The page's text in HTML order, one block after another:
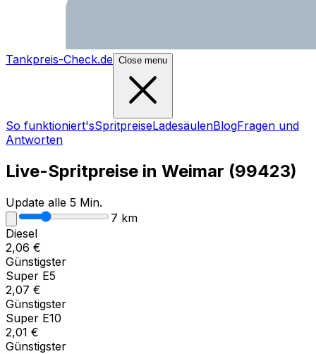
Tankpreis-Check.de Close menu
So funktioniert'sSpritpreiseLadesäulenBlogFragen und
Antworten
Live-Spritpreise in Weimar (99423)
Update alle 5 Min.
7 km
Diesel
2,06 €
Günstigster
Super E5
2,07 €
Günstigster
Super E10
2,01 €
Günstigster